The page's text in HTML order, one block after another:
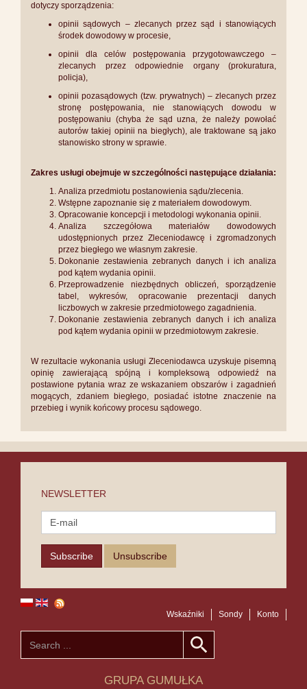
dotyczy sporządzenia:
opinii sądowych – zlecanych przez sąd i stanowiących
środek dowodowy w procesie,
opinii dla celów postępowania przygotowawczego –
zlecanych przez odpowiednie organy (prokuratura,
policja),
opinii pozasądowych (tzw. prywatnych) – zlecanych przez
stronę postępowania, nie stanowiących dowodu w
postępowaniu (chyba że sąd uzna, że należy powołać
autorów takiej opinii na biegłych), ale traktowane są jako
stanowisko strony w sprawie.
Zakres usługi obejmuje w szczególności następujące działania:
Analiza przedmiotu postanowienia sądu/zlecenia.
Wstępne zapoznanie się z materiałem dowodowym.
Opracowanie koncepcji i metodologi wykonania opinii.
Analiza szczegółowa materiałów dowodowych
udostępnionych przez Zleceniodawcę i zgromadzonych
przez biegłego we własnym zakresie.
Dokonanie zestawienia zebranych danych i ich analiza
pod kątem wydania opinii.
Przeprowadzenie niezbędnych obliczeń, sporządzenie
tabel, wykresów, opracowanie prezentacji danych
liczbowych w zakresie przedmiotowego zagadnienia.
Dokonanie zestawienia zebranych danych i ich analiza
pod kątem wydania opinii w przedmiotowym zakresie.
W rezultacie wykonania usługi Zleceniodawca uzyskuje pisemną
opinię zawierającą spójną i kompleksową odpowiedź na
postawione pytania wraz ze wskazaniem obszarów i zagadnień
mogących, zdaniem biegłego, posiadać istotne znaczenie na
przebieg i wynik końcowy procesu sądowego.
NEWSLETTER
Wskaźniki Sondy Konto
GRUPA GUMUŁKA